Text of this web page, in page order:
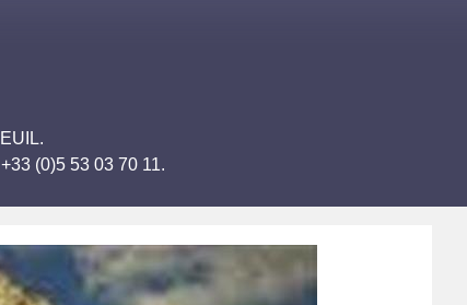
(0)5 53 03 70 11.